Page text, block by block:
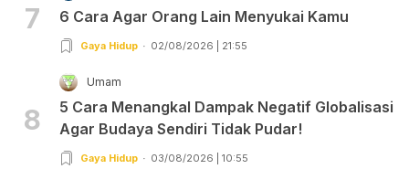
7 6 Cara Agar Orang Lain Menyukai Kamu
Gaya Hidup 02/08/2026 | 21:55
8
Umam
5 Cara Menangkal Dampak Negatif Globalisasi
Agar Budaya Sendiri Tidak Pudar!
Gaya Hidup 03/08/2026 | 10:55